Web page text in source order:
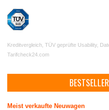
Kreditvergleich, TÜV geprüfte Usability,
Tarifcheck24.com
Meist verkaufte Neuwagen